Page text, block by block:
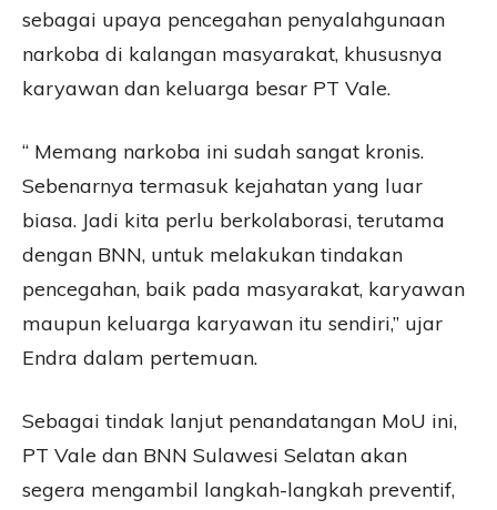
sebagai upaya pencegahan penyalahgunaan
narkoba di kalangan masyarakat, khususnya
karyawan dan keluarga besar PT Vale.
“ Memang narkoba ini sudah sangat kronis.
Sebenarnya termasuk kejahatan yang luar
biasa. Jadi kita perlu berkolaborasi, terutama
dengan BNN, untuk melakukan tindakan
pencegahan, baik pada masyarakat, karyawan
maupun keluarga karyawan itu sendiri,” ujar
Endra dalam pertemuan.
Sebagai tindak lanjut penandatangan MoU ini,
PT Vale dan BNN Sulawesi Selatan akan
segera mengambil langkah-langkah preventif,